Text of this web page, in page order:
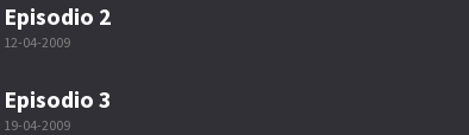
Episodio 2
12-04-2009
Episodio 3
19-04-2009